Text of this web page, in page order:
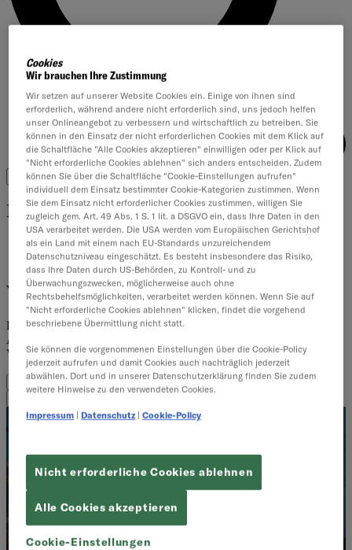
Inhalte filtern
Artikel
Downloads
Videos
Bewegtbilder rund um werteorientierte Führung, Wandel in der
Arbeitswelt, nachhaltige Strategien und kulturelle
Veränderungsprozesse.
Alle Change & Transformation
Führung & Zusammenarbeit
Cookies
Wir brauchen Ihre Zustimmung
Wir setzen auf unserer Website Cookies ein. Einige von ihnen sind
erforderlich, während andere nicht erforderlich sind, uns jedoch helfen
unser Onlineangebot zu verbessern und wirtschaftlich zu betreiben. Sie
können in den Einsatz der nicht erforderlichen Cookies mit dem Klick auf
die Schaltfläche "Alle Cookies akzeptieren" einwilligen oder per Klick auf
"Nicht erforderliche Cookies ablehnen" sich anders entscheiden. Zudem
können Sie über die Schaltfläche "Cookie-Einstellungen aufrufen"
individuell dem Einsatz bestimmter Cookie-Kategorien zustimmen. Wenn
Sie dem Einsatz nicht erforderlicher Cookies zustimmen, willigen Sie
zugleich gem. Art. 49 Abs. 1 S. 1 lit. a DSGVO ein, dass Ihre Daten in den
USA verarbeitet werden. Die USA werden vom Europäischen Gerichtshof
als ein Land mit einem nach EU-Standards unzureichendem
Datenschutzniveau eingeschätzt. Es besteht insbesondere das Risiko,
dass Ihre Daten durch US-Behörden, zu Kontroll- und zu
Überwachungszwecken, möglicherweise auch ohne
Rechtsbehelfsmöglichkeiten, verarbeitet werden können. Wenn Sie auf
"Nicht erforderliche Cookies ablehnen" klicken, findet die vorgehend
beschriebene Übermittlung nicht statt.
Sie können die vorgenommenen Einstellungen über die Cookie-Policy
jederzeit aufrufen und damit Cookies auch nachträglich jederzeit
abwählen. Dort und in unserer Datenschutzerklärung finden Sie zudem
weitere Hinweise zu den verwendeten Cookies.
Impressum |Datenschutz |Cookie-Policy
Cookie-Einstellungen
Nicht erforderliche Cookies ablehnen
Alle Cookies akzeptieren